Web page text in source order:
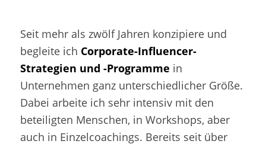
Seit mehr als zwölf Jahren konzipiere und
begleite ich Corporate-Influencer-
Strategien und -Programme in
Unternehmen ganz unterschiedlicher Größe.
Dabei arbeite ich sehr intensiv mit den
beteiligten Menschen, in Workshops, aber
auch in Einzelcoachings. Bereits seit über